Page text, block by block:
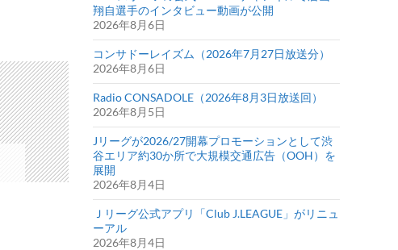
翔自選手のインタビュー動画が公開
2026年8月6日
コンサドーレイズム（2026年7月27日放送分）
2026年8月6日
Radio CONSADOLE（2026年8月3日放送回）
2026年8月5日
Jリーグが2026/27開幕プロモーションとして渋
谷エリア約30か所で大規模交通広告（OOH）を
展開
2026年8月4日
Ｊリーグ公式アプリ「Club J.LEAGUE」がリニュ
ーアル
2026年8月4日